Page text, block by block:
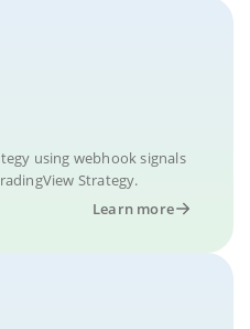
using webhook signals
Strategy.
Learn more